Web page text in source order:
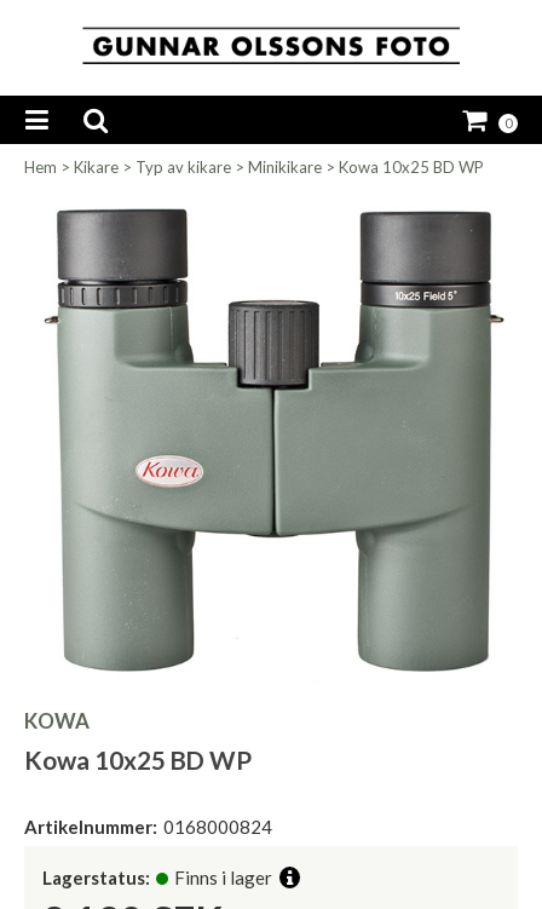
0
Hem > Kikare > Typ av kikare > Minikikare > Kowa 10x25 BD WP
KOWA
Kowa 10x25 BD WP
Artikelnummer: 0168000824
Lagerstatus: Finns i lager